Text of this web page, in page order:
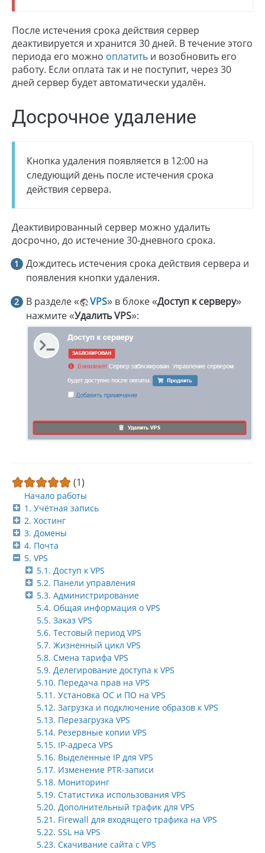
Начало работы
1. Учётная запись
2. Хостинг
3. Домены
4. Почта
5. VPS
5.1. Доступ к VPS
5.2. Панели управления
5.3. Администрирование
5.4. Общая информация о VPS
5.5. Заказ VPS
5.6. Тестовый период VPS
5.7. Жизненный цикл VPS
5.8. Смена тарифа VPS
5.9. Делегирование доступа к VPS
5.10. Передача прав на VPS
5.11. Установка ОС и ПО на VPS
5.12. Загрузка и подключение образов к VPS
5.13. Перезагрузка VPS
5.14. Резервные копии VPS
5.15. IP-адреса VPS
5.16. Выделенные IP для VPS
5.17. Изменение PTR-записи
5.18. Мониторинг
5.19. Статистика использования VPS
5.20. Дополнительный трафик для VPS
5.21. Firewall для входящего трафика на VPS
5.22. SSL на VPS
5.23. Скачивание сайта с VPS
После истечения срока действия сервер
деактивируется и хранится 30 дней. В течение этого
периода его можно оплатить и возобновить его
работу. Если оплата так и не поступит, через 30
дней сервер будет автоматически удалён.
Досрочное удаление
Кнопка удаления появляется в 12:00 на
следующий день после истечения срока
действия сервера.
Деактивированный сервер можно удалить
досрочно, до истечение 30-дневного срока.
Дождитесь истечения срока действия сервера и
появления кнопки удаления.
В разделе «
VPS» в блоке «Доступ к серверу»
нажмите «Удалить VPS»:
(1)